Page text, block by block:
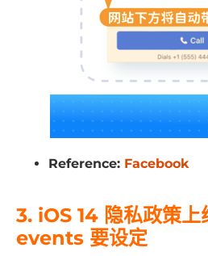
Reference: Facebook
3. iOS 14 隐私政策
events 要设定